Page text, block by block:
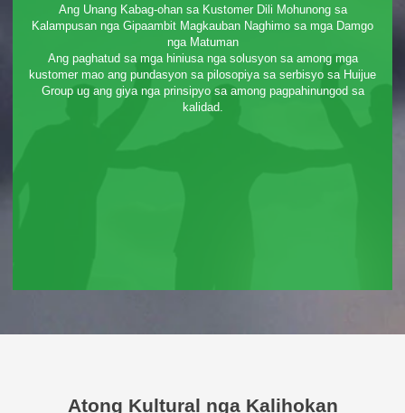
Ang Unang Kabag-ohan sa Kustomer Dili Mohunong sa
Kalampusan nga Gipaambit Magkauban Naghimo sa mga Damgo
nga Matuman
Ang paghatud sa mga hiniusa nga solusyon sa among mga
kustomer mao ang pundasyon sa pilosopiya sa serbisyo sa Huijue
Group ug ang giya nga prinsipyo sa among pagpahinungod sa
kalidad.
Atong Kultural nga Kalihokan